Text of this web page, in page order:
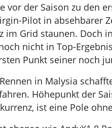
vor der Saison zu den
Pilot in absehbarer
im Grid staunen. Doch
nicht in Top-
Punkt seiner noch
in Malysia
Höhepunkt der
ist eine Pole